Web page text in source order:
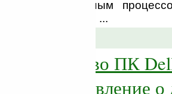
двухъядерным
частотой 1,5 ГГц, ...
семейство ПК
представление